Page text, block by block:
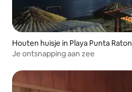
Houten huisje in Playa Punta Raton
Je ontsnapping aan zee